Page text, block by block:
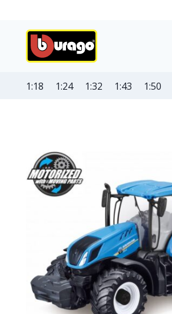
1:18 1:24 1:32 1:43 1:50